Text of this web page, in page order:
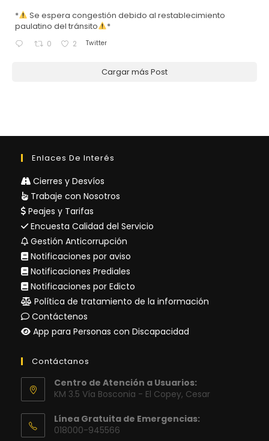
*
Se espera congestión debido al restablecimiento
paulatino del tránsito
*
0 2 Twitter
Cargar más Post
Enlaces De Interés
Cierres y Desvíos
Trabaje con Nosotros
Peajes y Tarifas
Encuesta Calidad del Servicio
Gestión Anticorrupción
Notificaciones por aviso
Notificaciones Prediales
Notificaciones por Edicto
Política de tratamiento de la información
Contáctenos
App para Personas con Discapacidad
Contáctanos
Centro de Atención a Usuarios:
KM 3.5 Vía Bosconia - El Copey, Cesar
Línea Gratuita de Emergencias:
018000-945566